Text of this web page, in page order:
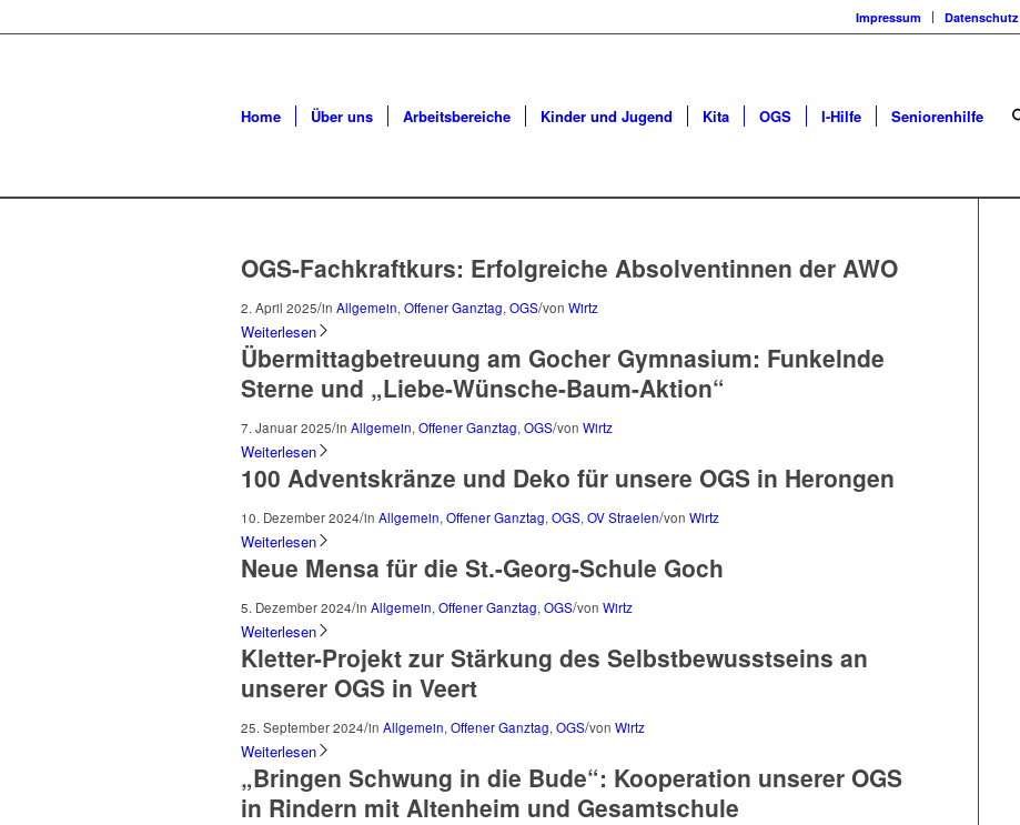
Impressum Datenschutz
Home Über uns Arbeitsbereiche Kinder und Jugend Kita OGS I-Hilfe Seniorenhilfe
OGS-Fachkraftkurs: Erfolgreiche Absolventinnen der AWO
2. April 2025/in Allgemein, Offener Ganztag, OGS/von Wirtz
Weiterlesen
Übermittagbetreuung am Gocher Gymnasium: Funkelnde
Sterne und „Liebe-Wünsche-Baum-Aktion“
7. Januar 2025/in Allgemein, Offener Ganztag, OGS/von Wirtz
Weiterlesen
100 Adventskränze und Deko für unsere OGS in Herongen
10. Dezember 2024/in Allgemein, Offener Ganztag, OGS, OV Straelen/von Wirtz
Weiterlesen
Neue Mensa für die St.-Georg-Schule Goch
5. Dezember 2024/in Allgemein, Offener Ganztag, OGS/von Wirtz
Weiterlesen
Kletter-Projekt zur Stärkung des Selbstbewusstseins an
unserer OGS in Veert
25. September 2024/in Allgemein, Offener Ganztag, OGS/von Wirtz
Weiterlesen
„Bringen Schwung in die Bude“: Kooperation unserer OGS
in Rindern mit Altenheim und Gesamtschule